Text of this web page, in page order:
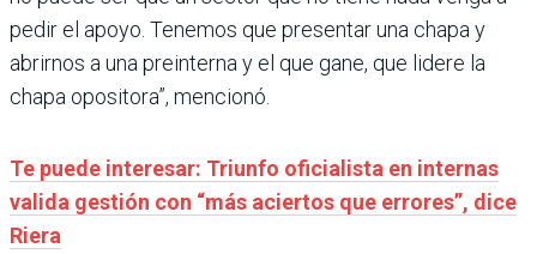
pedir el apoyo. Tenemos que presentar una chapa y
abrirnos a una preinterna y el que gane, que lidere la
chapa opositora”, mencionó.
Te puede interesar: Triunfo oficialista en internas
valida gestión con “más aciertos que errores”, dice
Riera